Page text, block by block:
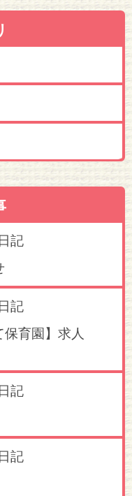
記
記
保育園】求人
記
記